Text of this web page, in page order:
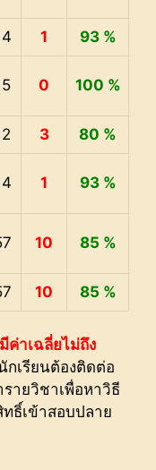
1 93 %
0 100 %
3 80 %
1 93 %
10 85 %
10 85 %
มีค่าเฉลี่ยไม่ถึง
กเรียนต้องติดต่อ
ายวิชาเพื่อหาวิธี
ธิ์เข้าสอบปลาย